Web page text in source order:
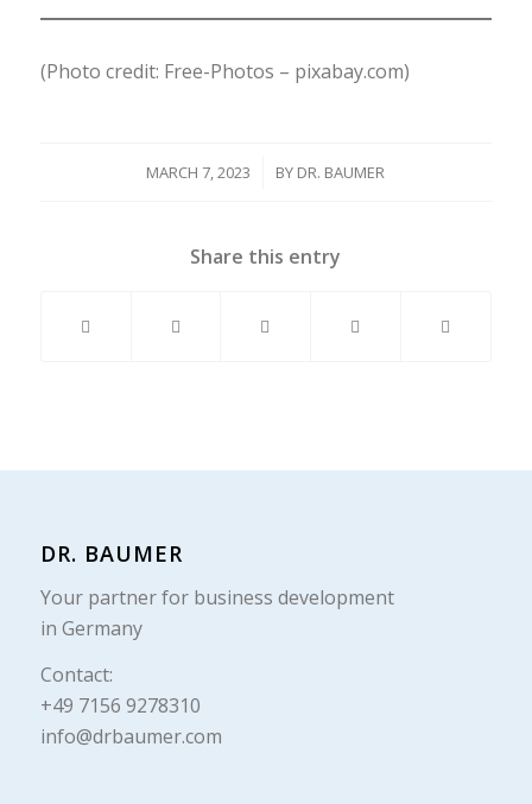
(Photo credit: Free-Photos – pixabay.com)
MARCH 7, 2023
/ BY DR. BAUMER
Share this entry
DR. BAUMER
Your partner for business development
in Germany
Contact:
+49 7156 9278310
info@drbaumer.com